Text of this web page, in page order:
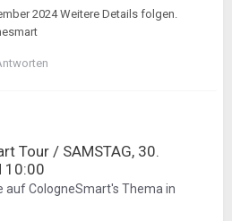
2024 Weitere Details folgen.
Tour / SAMSTAG, 30.
10:00
aufCologneSmart's Thema in